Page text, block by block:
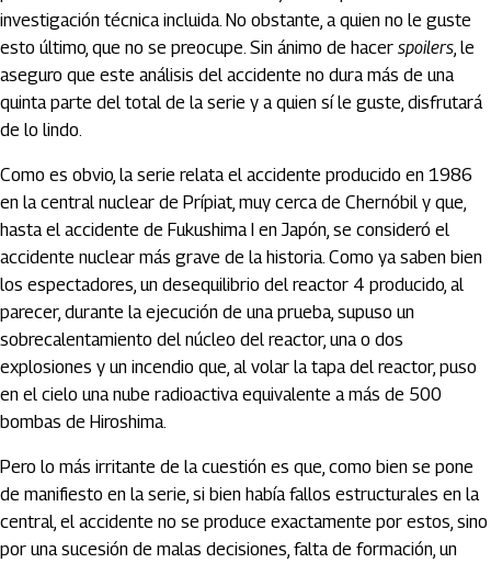
investigación técnica incluida. No obstante, a quien no le guste
esto último, que no se preocupe. Sin ánimo de hacer spoilers, le
aseguro que este análisis del accidente no dura más de una
quinta parte del total de la serie y a quien sí le guste, disfrutará
de lo lindo.
Como es obvio, la serie relata el accidente producido en 1986
en la central nuclear de Prípiat, muy cerca de Chernóbil y que,
hasta el accidente de Fukushima I en Japón, se consideró el
accidente nuclear más grave de la historia. Como ya saben bien
los espectadores, un desequilibrio del reactor 4 producido, al
parecer, durante la ejecución de una prueba, supuso un
sobrecalentamiento del núcleo del reactor, una o dos
explosiones y un incendio que, al volar la tapa del reactor, puso
en el cielo una nube radioactiva equivalente a más de 500
bombas de Hiroshima.
Pero lo más irritante de la cuestión es que, como bien se pone
de manifiesto en la serie, si bien había fallos estructurales en la
central, el accidente no se produce exactamente por estos, sino
por una sucesión de malas decisiones, falta de formación, un